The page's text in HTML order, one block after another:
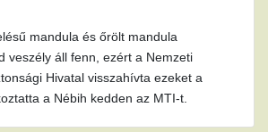
mandula és őrölt mandula
veszély áll fenn, ezért a Nemzeti
Hivatal visszahívta ezeket a
a Nébih kedden az MTI-t.